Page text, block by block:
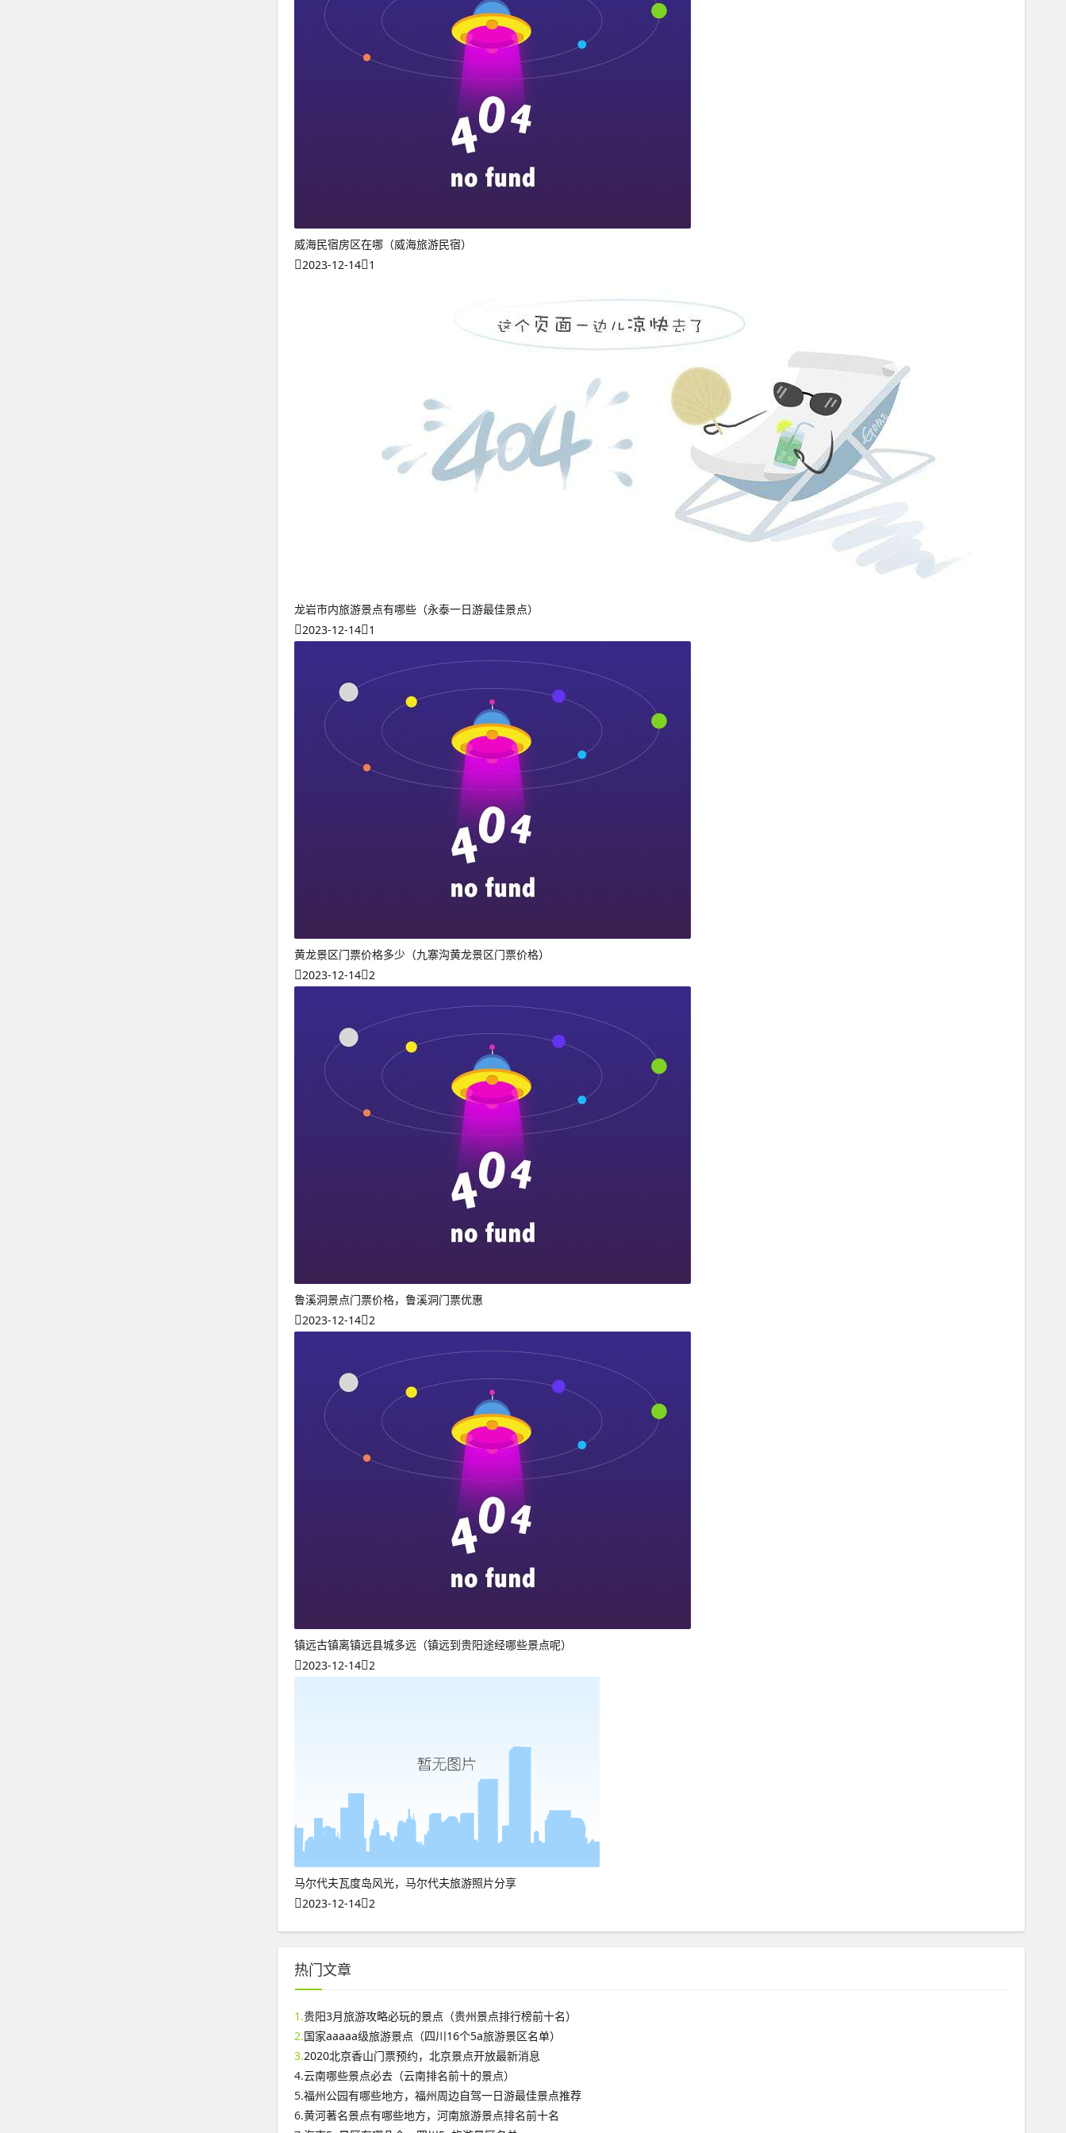
威海民宿房区在哪（威海旅游民宿）
2023-12-14 1
龙岩市内旅游景点有哪些（永泰一日游最佳景点）
2023-12-14 1
黄龙景区门票价格多少（九寨沟黄龙景区门票价格）
2023-12-14 2
鲁溪洞景点门票价格，鲁溪洞门票优惠
2023-12-14 2
镇远古镇离镇远县城多远（镇远到贵阳途经哪些景点呢）
2023-12-14 2
马尔代夫瓦度岛风光，马尔代夫旅游照片分享
2023-12-14 2
热门文章
1.贵阳3月旅游攻略必玩的景点（贵州景点排行榜前十名）
2.国家aaaaa级旅游景点（四川16个5a旅游景区名单）
3.2020北京香山门票预约，北京景点开放最新消息
4.云南哪些景点必去（云南排名前十的景点）
5.福州公园有哪些地方，福州周边自驾一日游最佳景点推荐
6.黄河著名景点有哪些地方，河南旅游景点排名前十名